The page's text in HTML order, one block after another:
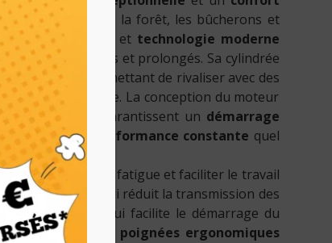
professionnels de la forêt, les bûcherons et
légèreté et technologie moderne
travaux intensifs et prolongés. Sa cylindrée
optimal, lui permettant de rivaliser avec des
restant maniable. La conception du moteur
garantissent un démarrage
et une performance constante quel
de travail.
pour réduire la fatigue et faciliter le travail
anti-vibration
qui réduit la transmission des
Simple Start qui facilite le démarrage du
d’utilisation, des poignées ergonomiques